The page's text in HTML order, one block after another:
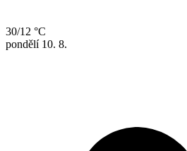
30/12 °C
pondělí 10. 8.